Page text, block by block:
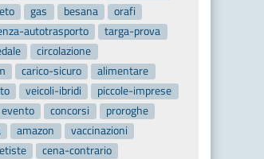
gas besana
orafi
autotrasporto
targa-prova
circolazione
carico-sicuro
alimentare
veicoli-ibridi
piccole-imprese
evento concorsi
proroghe
amazon
vaccinazioni
cena-contrario